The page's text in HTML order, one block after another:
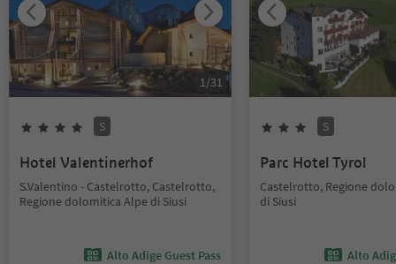
1/31
S
Hotel Valentinerhof
S.Valentino - Castelrotto, Castelrotto,
Regione dolomitica Alpe di Siusi
Alto Adige Guest Pass
S
Parc Hotel Tyrol
Castelrotto, Regione
di Siusi
Alto